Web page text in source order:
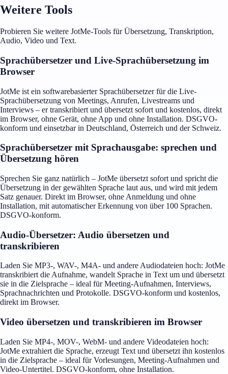
Weitere Tools
Probieren Sie weitere JotMe-Tools für Übersetzung, Transkription,
Audio, Video und Text.
Sprachübersetzer und Live-Sprachübersetzung im
Browser
JotMe ist ein softwarebasierter Sprachübersetzer für die Live-
Sprachübersetzung von Meetings, Anrufen, Livestreams und
Interviews – er transkribiert und übersetzt sofort und kostenlos, direkt
im Browser, ohne Gerät, ohne App und ohne Installation. DSGVO-
konform und einsetzbar in Deutschland, Österreich und der Schweiz.
Sprachübersetzer mit Sprachausgabe: sprechen und
Übersetzung hören
Sprechen Sie ganz natürlich – JotMe übersetzt sofort und spricht die
Übersetzung in der gewählten Sprache laut aus, und wird mit jedem
Satz genauer. Direkt im Browser, ohne Anmeldung und ohne
Installation, mit automatischer Erkennung von über 100 Sprachen.
DSGVO-konform.
Audio-Übersetzer: Audio übersetzen und
transkribieren
Laden Sie MP3-, WAV-, M4A- und andere Audiodateien hoch: JotMe
transkribiert die Aufnahme, wandelt Sprache in Text um und übersetzt
sie in die Zielsprache – ideal für Meeting-Aufnahmen, Interviews,
Sprachnachrichten und Protokolle. DSGVO-konform und kostenlos,
direkt im Browser.
Video übersetzen und transkribieren im Browser
Laden Sie MP4-, MOV-, WebM- und andere Videodateien hoch:
JotMe extrahiert die Sprache, erzeugt Text und übersetzt ihn kostenlos
in die Zielsprache – ideal für Vorlesungen, Meeting-Aufnahmen und
Video-Untertitel. DSGVO-konform, ohne Installation.